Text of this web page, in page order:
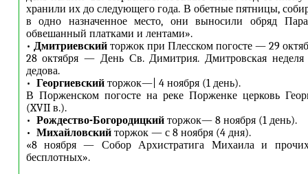
хранили их до следующего года. В обетные пятницы,
в одно назначенное место, они выносили обряд
обвешанный платками и лентами».
• Дмитриевскийторжок при Плесском погосте — 29
28 октября — День Св. Димитрия. Дмитровская неделя
дедова.
• Георгиевскийторжок—| 4 ноября (1 день).
В Порженском погосте на реке Порженке церковь
(XVII в.).
• Рождество-Богородицкийторжок— 8 ноября (1 день).
• Михайловскийторжок — с 8 ноября (4 дня).
«8 ноября — Собор Архистратига Михаила и
бесплотных».